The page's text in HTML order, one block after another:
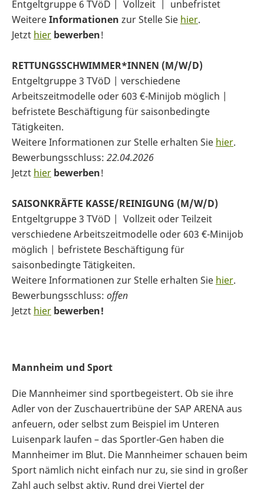
Entgeltgruppe 6 TVöD | Vollzeit | unbefristet
WeitereInformationen zur Stelle Sie hier.
Jetzt hier bewerben!
RETTUNGSSCHWIMMER*INNEN (M/W/D)
Entgeltgruppe 3 TVöD | verschiedene
Arbeitszeitmodelle oder 603 €-Minijob möglich |
befristete Beschäftigung für saisonbedingte
Tätigkeiten.
Weitere Informationen zur Stelle erhalten Sie hier.
Bewerbungsschluss: 22.04.2026
Jetzt hier bewerben!
SAISONKRÄFTE KASSE/REINIGUNG (M/W/D)
Entgeltgruppe 3 TVöD | Vollzeit oder Teilzeit
verschiedene Arbeitszeitmodelle oder 603 €-Minijob
möglich | befristete Beschäftigung für
saisonbedingte Tätigkeiten.
Weitere Informationen zur Stelle erhalten Sie hier.
Bewerbungsschluss: offen
Jetzt hier bewerben!
Mannheim und Sport
Die Mannheimer sind sportbegeistert. Ob sie ihre
Adler von der Zuschauertribüne der SAP ARENA aus
anfeuern, oder selbst zum Beispiel im Unteren
Luisenpark laufen – das Sportler-Gen haben die
Mannheimer im Blut. Die Mannheimer schauen beim
Sport nämlich nicht einfach nur zu, sie sind in großer
Zahl auch selbst aktiv. Rund drei Viertel der